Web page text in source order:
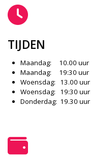
TIJDEN
Maandag: 10.00 uur
Maandag: 19:30 uur
Woensdag: 13.00 uur
Woensdag: 19:30 uur
Donderdag: 19.30 uur